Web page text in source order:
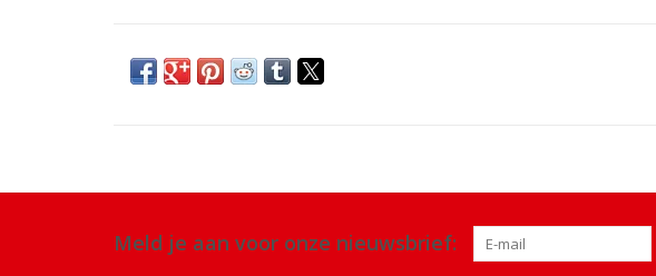
Meld je aan voor onze nieuwsbrief: